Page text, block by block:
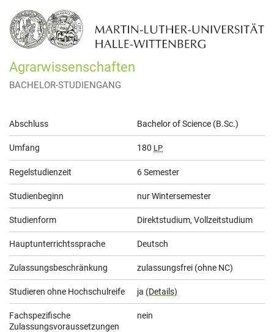
Agrarwissenschaften
BACHELOR-STUDIENGANG
Allgemeine
Informationen
Abschluss Bachelor of Science (B.Sc.)
Umfang 180 LP
Regelstudienzeit 6 Semester
Studienbeginn nur Wintersemester
Studienform Direktstudium, Vollzeitstudium
Hauptunterrichtssprache Deutsch
Zulassungsbeschränkung zulassungsfrei (ohne NC)
Studieren ohne Hochschulreife ja (Details)
Fachspezifische
Zulassungsvoraussetzungen
nein